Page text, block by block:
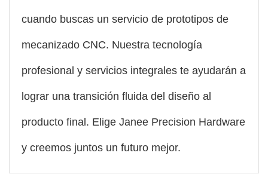
cuando buscas un servicio de prototipos de
mecanizado CNC. Nuestra tecnología
profesional y servicios integrales te ayudarán a
lograr una transición fluida del diseño al
producto final. Elige Janee Precision Hardware
y creemos juntos un futuro mejor.